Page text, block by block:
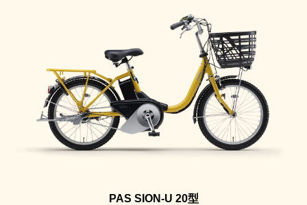
PAS SION-U 20型